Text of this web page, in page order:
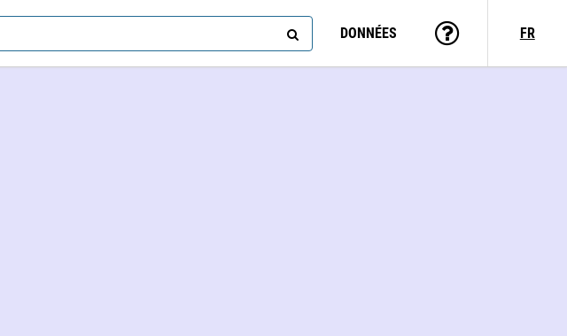
DONNÉES FR